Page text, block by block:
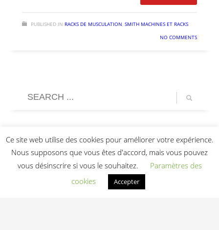
PUBLISHED IN RACKS DE MUSCULATION, SMITH MACHINES ET RACKS
NO COMMENTS
Ce site web utilise des cookies pour améliorer votre expérience.
Nous supposons que vous êtes d'accord, mais vous pouvez
vous désinscrire si vous le souhaitez.
Paramètres des
cookies
Accepter